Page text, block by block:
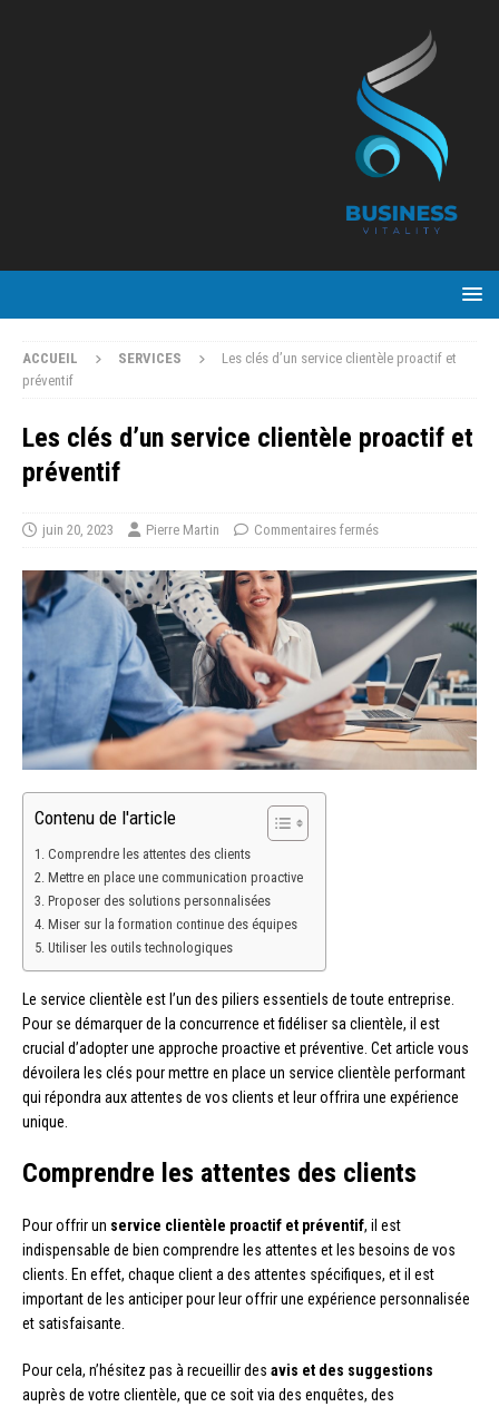
ACCUEIL SERVICES
Les clés d’un service clientèle proactif et
préventif
Les clés d’un service clientèle proactif et
préventif
juin 20, 2023 Pierre Martin Commentaires fermés
Contenu de l'article
Comprendre les attentes des clients
Mettre en place une communication proactive
Proposer des solutions personnalisées
Miser sur la formation continue des équipes
Utiliser les outils technologiques
Le service clientèle est l’un des piliers essentiels de toute entreprise.
Pour se démarquer de la concurrence et fidéliser sa clientèle, il est
crucial d’adopter une approche proactive et préventive. Cet article vous
dévoilera les clés pour mettre en place un service clientèle performant
qui répondra aux attentes de vos clients et leur offrira une expérience
unique.
Comprendre les attentes des clients
Pour offrir un service clientèle proactif et préventif, il est
indispensable de bien comprendre les attentes et les besoins de vos
clients. En effet, chaque client a des attentes spécifiques, et il est
important de les anticiper pour leur offrir une expérience personnalisée
et satisfaisante.
Pour cela, n’hésitez pas à recueillir des avis et des suggestions
auprès de votre clientèle, que ce soit via des enquêtes, des